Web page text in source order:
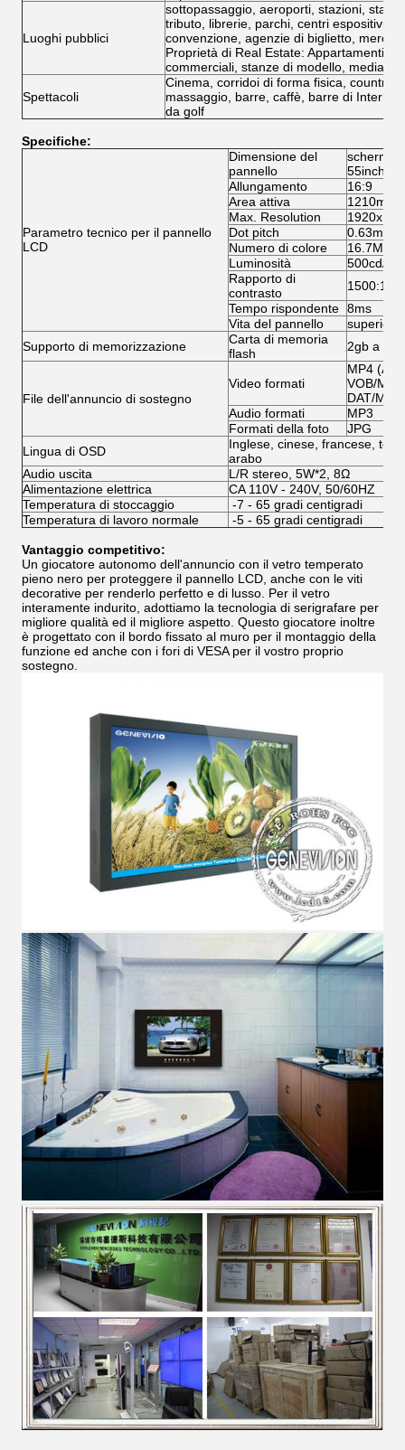
Luoghi pubblici
sottopassaggio, aeroporti, stazioni,
tributo, librerie, parchi, centri espositivi,
convenzione, agenzie di biglietto,
Proprietà di Real Estate: Appartamenti,
commerciali, stanze di modello,
Spettacoli
Cinema, corridoi di forma fisica, country
massaggio, barre, caffè, barre di
da golf
Specifiche:
Parametro tecnico per il pannello
LCD
Dimensione del
pannello
schermo
55inch
Allungamento
16:9
Area attiva
1210mm
Max. Resolution
1920x
Dot pitch
0.63mm
Numero di colore
16.7M
Luminosità
500cd/m2
Rapporto di
contrasto
1500:1
Tempo rispondente 8ms
Vita del pannello
superiore
Supporto di memorizzazione
Carta di memoria
flash
2gb a
File dell'annuncio di sostegno
Video formati
MP4
VOB/
DAT/
Audio formati
MP3
Formati della foto
JPG
Lingua di OSD
Inglese, cinese, francese,
arabo
Audio uscita
L/R stereo, 5W*2, 8Ω
Alimentazione elettrica
CA 110V - 240V, 50/60HZ
Temperatura di stoccaggio
-7 - 65 gradi centigradi
Temperatura di lavoro normale
-5 - 65 gradi centigradi
Vantaggio competitivo:
Un giocatore autonomo dell'annuncio con il vetro temperato
pieno nero per proteggere il pannello LCD, anche con le viti
decorative per renderlo perfetto e di lusso. Per il vetro
interamente indurito, adottiamo la tecnologia di serigrafare per
migliore qualità ed il migliore aspetto. Questo giocatore inoltre
è progettato con il bordo fissato al muro per il montaggio della
funzione ed anche con i fori di VESA per il vostro proprio
sostegno.